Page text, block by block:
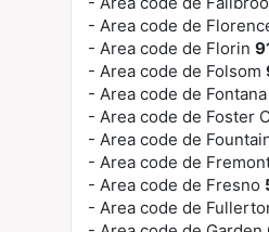
- Area code de
- Area code de Florin
- Area code de Folsom
- Area code de Fontana
- Area code de Foster
- Area code de
- Area code de
- Area code de Fresno
- Area code de